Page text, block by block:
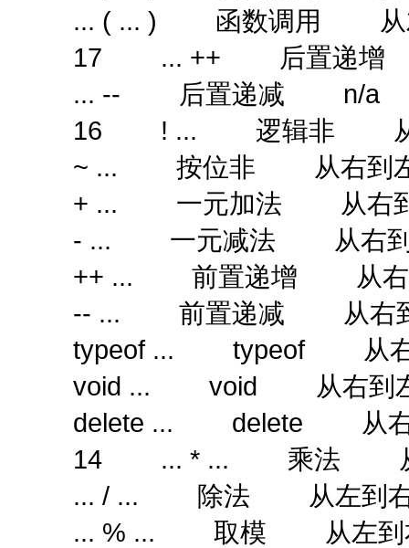
... ( ... ) 函数调用 从
17 ... ++ 后置递
... -- 后置递减 n/a
16 ! ... 逻辑非 从
~ ... 按位非 从右到
+ ... 一元加法 从右
- ... 一元减法 从右
++ ... 前置递增 从右
-- ... 前置递减 从右
typeof ... typeof 从右
void ... void 从右到
delete ... delete 从右
14 ... * ... 乘法 从
... / ... 除法 从左到
... % ... 取模 从左到